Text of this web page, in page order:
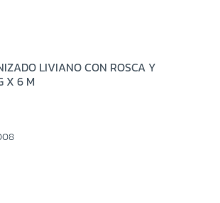
LIVIANO CON ROSCA Y
X 6 M